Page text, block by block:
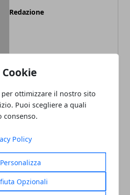
Cookie
ottimizzare il nostro sito
Puoi scegliere a quali
consenso.
Policy
Personalizza
Opzionali
Redazione